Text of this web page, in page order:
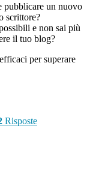
pubblicare un nuovo
scrittore?
e non sai più
il tuo blog?
per superare
Risposte